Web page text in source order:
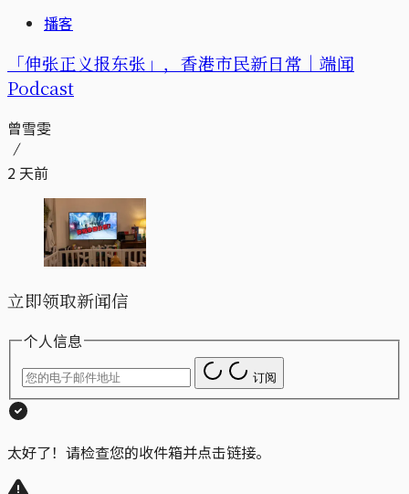
播客
「伸张正义报东张」，香港市民新日常｜端闻
Podcast
曾雪雯
2 天前
立即领取新闻信
个人信息
订阅
太好了！请检查您的收件箱并点击链接。